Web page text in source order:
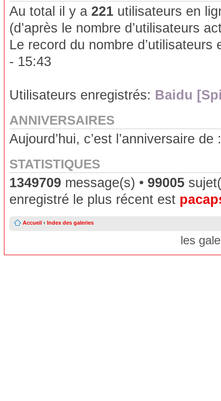
Au total il y a 221 utilisateurs en
(d’après le nombre d’utilisateurs
Le record du nombre
- 15:43
Utilisateurs enregistrés: Baidu
ANNIVERSAIRES
Aujourd’hui, c’est l’anniversaire de
STATISTIQUES
1349709 message(s) • 99005
enregistré le plus récent est
Accueil ‹ Index des galeries
les